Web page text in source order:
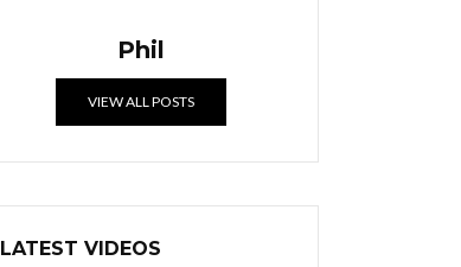
Phil
VIEW ALL POSTS
LATEST VIDEOS